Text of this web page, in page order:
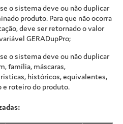
o sistema deve ou não duplicar
produto. Para que não ocorra
deve ser retornado o valor
GERADupPro;
o sistema deve ou não duplicar
família, máscaras,
históricos, equivalentes,
e roteiro do produto.